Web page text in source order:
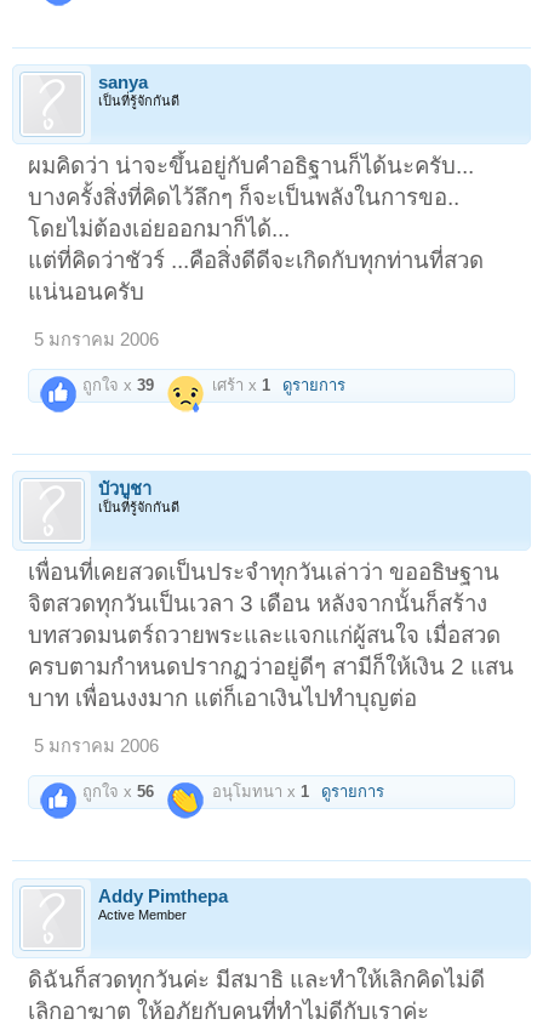
sanya
เป็นที่รู้จักกันดี
ผมคิดว่า น่าจะขึ้นอยู่กับคำอธิฐานก็ได้นะครับ...
บางครั้งสิ่งที่คิดไว้ลึกๆ ก็จะเป็นพลังในการขอ..
โดยไม่ต้องเอ่ยออกมาก็ได้...
แต่ที่คิดว่าชัวร์ ...คือสิ่งดีดีจะเกิดกับทุกท่านที่สวด
แน่นอนครับ
5 มกราคม 2006
ถูกใจ x39 เศร้า x 1 ดูรายการ
บัวบูชา
เป็นที่รู้จักกันดี
เพื่อนที่เคยสวดเป็นประจำทุกวันเล่าว่า ขออธิษฐาน
จิตสวดทุกวันเป็นเวลา 3 เดือน หลังจากนั้นก็สร้าง
บทสวดมนตร์ถวายพระและแจกแก่ผู้สนใจ เมื่อสวด
ครบตามกำหนดปรากฏว่าอยู่ดีๆ สามีก็ให้เงิน 2 แสน
บาท เพื่อนงงมาก แต่ก็เอาเงินไปทำบุญต่อ
5 มกราคม 2006
ถูกใจ x56 อนุโมทนา x1 ดูรายการ
Addy Pimthepa
Active Member
ดิฉันก็สวดทุกวันค่ะ มีสมาธิ และทำให้เลิกคิดไม่ดี
เลิกอาฆาต ให้อภัยกับคนที่ทำไม่ดีกับเราค่ะ